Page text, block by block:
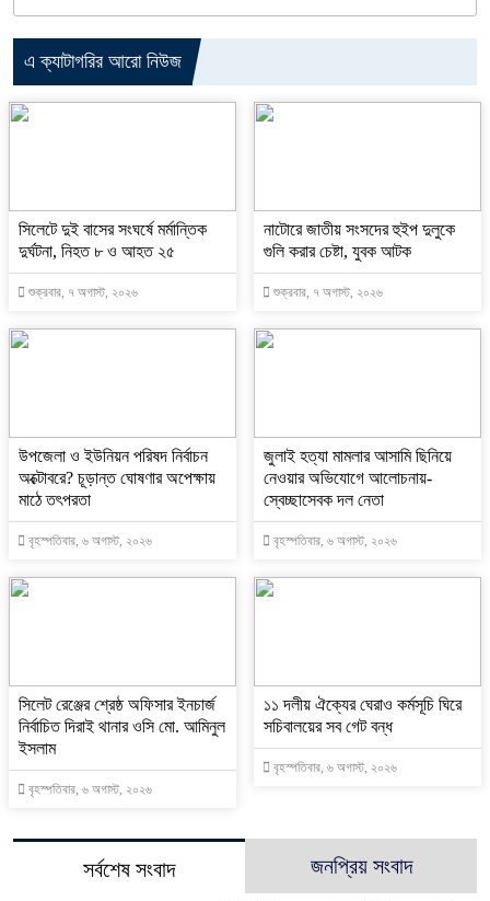
এ ক্যাটাগরির আরো নিউজ
সিলেটে দুই বাসের সংঘর্ষে মর্মান্তিক
দুর্ঘটনা, নিহত ৮ ও আহত ২৫
শুক্রবার, ৭ অগাস্ট, ২০২৬
নাটোরে জাতীয় সংসদের হুইপ দুলুকে
গুলি করার চেষ্টা, যুবক আটক
শুক্রবার, ৭ অগাস্ট, ২০২৬
উপজেলা ও ইউনিয়ন পরিষদ নির্বাচন
অক্টোবরে? চূড়ান্ত ঘোষণার অপেক্ষায়
মাঠে তৎপরতা
বৃহস্পতিবার, ৬ অগাস্ট, ২০২৬
জুলাই হত্যা মামলার আসামি ছিনিয়ে
নেওয়ার অভিযোগে আলোচনায়-
স্বেচ্ছাসেবক দল নেতা
বৃহস্পতিবার, ৬ অগাস্ট, ২০২৬
‎সিলেট রেঞ্জের শ্রেষ্ঠ অফিসার ইনচার্জ
নির্বাচিত দিরাই থানার ওসি মো. আমিনুল
ইসলাম
বৃহস্পতিবার, ৬ অগাস্ট, ২০২৬
‎১১ দলীয় ঐক্যের ঘেরাও কর্মসূচি ঘিরে
সচিবালয়ের সব গেট বন্ধ
বৃহস্পতিবার, ৬ অগাস্ট, ২০২৬
সর্বশেষ সংবাদ জনপ্রিয় সংবাদ